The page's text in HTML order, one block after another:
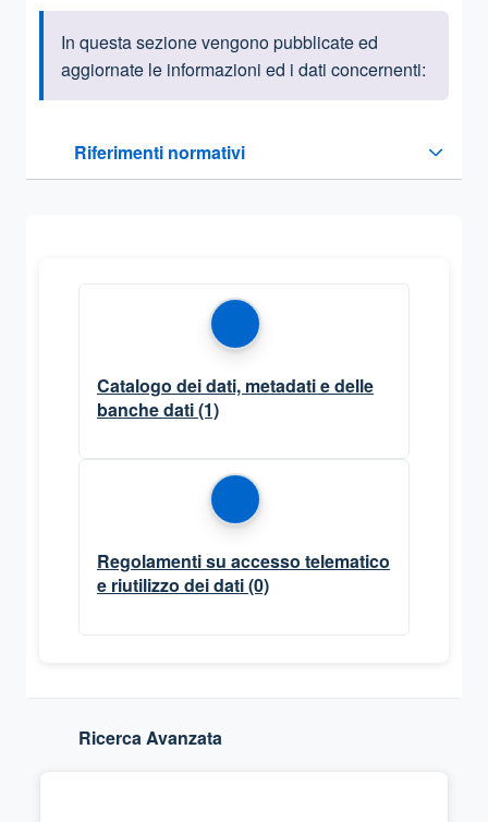
Informazioni introduttive
In questa sezione vengono pubblicate ed
aggiornate le informazioni ed i dati concernenti:
Riferimenti normativi
Sezione compressa
Catalogo dei dati, metadati e delle
banche dati(1)
Regolamenti su accesso telematico
e riutilizzo dei dati(0)
Ricerca Avanzata